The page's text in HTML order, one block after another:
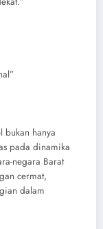
bukan hanya
pada dinamika
negara Barat
cermat,
dalam